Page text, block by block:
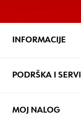
INFORMACIJE
PODRŠKA I
MOJ NALOG